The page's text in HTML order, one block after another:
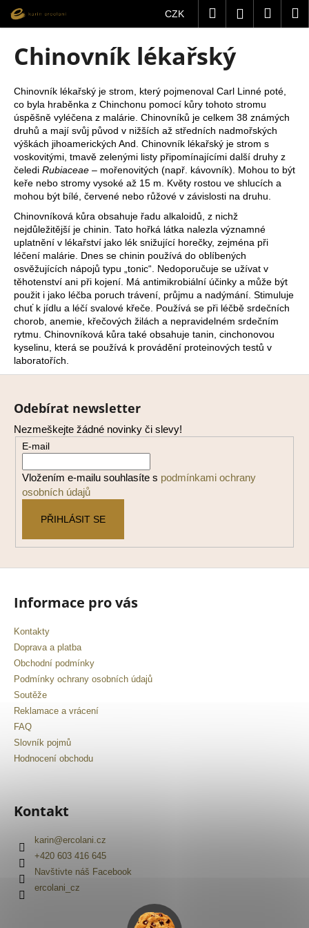
obsah
CZK HledatPřihlášení
Chinovník lékařský
Chinovník lékařský je strom, který pojmenoval Carl Linné poté,
co byla hraběnka z Chinchonu pomocí kůry tohoto stromu
úspěšně vyléčena z malárie. Chinovníků je celkem 38 známých
druhů a mají svůj původ v nižších až středních nadmořských
výškách jihoamerických And. Chinovník lékařský je strom s
voskovitými, tmavě zelenými listy připomínajícími další druhy z
čeledi Rubiaceae – mořenovitých (např. kávovník). Mohou to být
keře nebo stromy vysoké až 15 m. Květy rostou ve shlucích a
mohou být bílé, červené nebo růžové v závislosti na druhu.
Chinovníková kůra obsahuje řadu alkaloidů, z nichž
nejdůležitější je chinin. Tato hořká látka nalezla významné
uplatnění v lékařství jako lék snižující horečky, zejména při
léčení malárie. Dnes se chinin používá do oblíbených
osvěžujících nápojů typu „tonic“. Nedoporučuje se užívat v
těhotenství ani při kojení. Má antimikrobiální účinky a může být
použit i jako léčba poruch trávení, průjmu a nadýmání. Stimuluje
chuť k jídlu a léčí svalové křeče. Používá se při léčbě srdečních
chorob, anemie, křečových žilách a nepravidelném srdečním
rytmu. Chinovníková kůra také obsahuje tanin, cinchonovou
kyselinu, která se používá k provádění proteinových testů v
laboratořích.
o
o
p
o
t
ř
e
b
u
j
e
t
e
n
a
j
í
t
?
HLEDAT
o
u
u
j
e
m
e
Z
Odebírat newsletter
Nezmeškejte žádné novinky či slevy!
E-mail
Vložením e-mailu souhlasíte s podmínkami ochrany
osobních údajů
PŘIHLÁSIT SE
Informace pro vás
Kontakty
Doprava a platba
Obchodní podmínky
Podmínky ochrany osobních údajů
Soutěže
Reklamace a vrácení
FAQ
Slovník pojmů
Hodnocení obchodu
Kontakt
karin@ercolani.cz
+420 603 416 645
Navštivte náš Facebook
ercolani_cz